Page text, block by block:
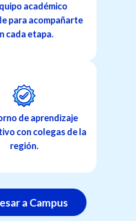
académico
para acompañarte
cada etapa.
de aprendizaje
con colegas de la
región.
a Campus